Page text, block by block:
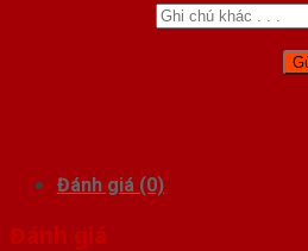
Đánh giá (0)
Đánh giá